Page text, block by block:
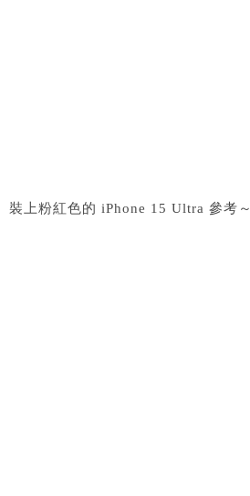
裝上粉紅色的 iPhone 15 Ultra 參考～